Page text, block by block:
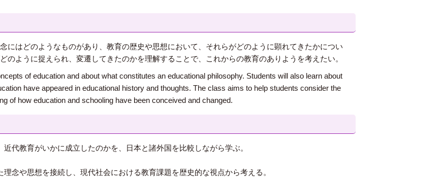
にはどのようなものがあり、教育の歴史や思想において、それらがどのように顕れてきたかについ
のように捉えられ、変遷してきたのかを理解することで、これからの教育のありようを考えたい。
of education and about what constitutes an educational philosophy. Students will also learn about
have appeared in educational history and thoughts. The class aims to help students consider the
of how education and schooling have been conceived and changed.
近代教育がいかに成立したのかを、日本と諸外国を比較しながら学ぶ。
理念や思想を接続し、現代社会における教育課題を歴史的な視点から考える。